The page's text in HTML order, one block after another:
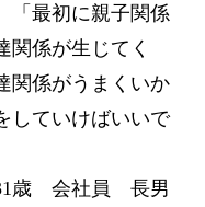
「最初に親子関係
関係が生じてく
関係がうまくいか
していけばいいで
歳 会社員 長男